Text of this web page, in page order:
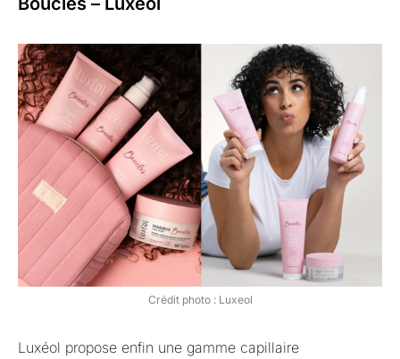
Crédit photo : Luxeol
Luxéol propose enfin une gamme capillaire